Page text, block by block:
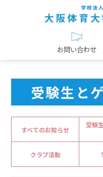
お問い合わせ
受験生と
すべてのお知らせ
受験
クラブ活動